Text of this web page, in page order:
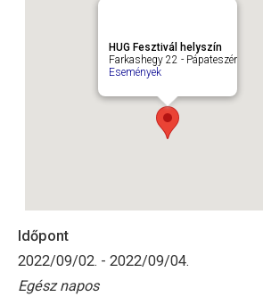
HUG Fesztivál helyszín
Farkashegy 22 - Pápateszér
Események
Időpont
2022/09/02. - 2022/09/04.
Egész napos